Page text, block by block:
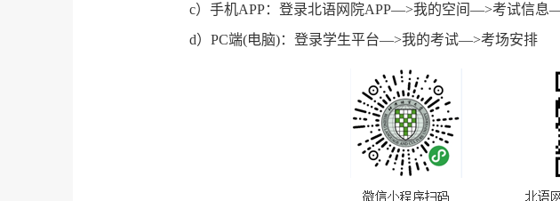
c）手机APP：登录北语网院APP—>我的空间—>考试信息
d） PC端(电脑)：登录学生平台—>我的考试—>考场安排